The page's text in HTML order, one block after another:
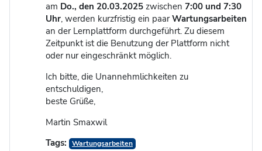
am Do., den 20.03.2025 zwischen 7:00 und 7:30
Uhr, werden kurzfristig ein paarWartungsarbeiten
an der Lernplattform durchgeführt. Zu diesem
Zeitpunkt ist die Benutzung der Plattform nicht
oder nur eingeschränkt möglich.
Ich bitte, die Unannehmlichkeiten zu
entschuldigen,
beste Grüße,
Martin Smaxwil
Tags: Wartungsarbeiten